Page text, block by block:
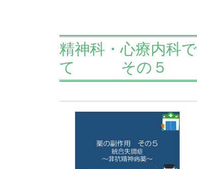
精神科・心療内科
て その５